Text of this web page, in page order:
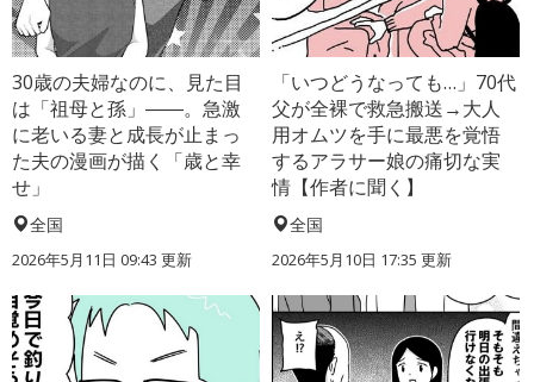
30歳の夫婦なのに、見た目
は「祖母と孫」――。急激
に老いる妻と成長が止まっ
た夫の漫画が描く「歳と幸
せ」
全国
2026年5月11日 09:43 更新
「いつどうなっても…」70代
父が全裸で救急搬送→大人
用オムツを手に最悪を覚悟
するアラサー娘の痛切な実
情【作者に聞く】
全国
2026年5月10日 17:35 更新